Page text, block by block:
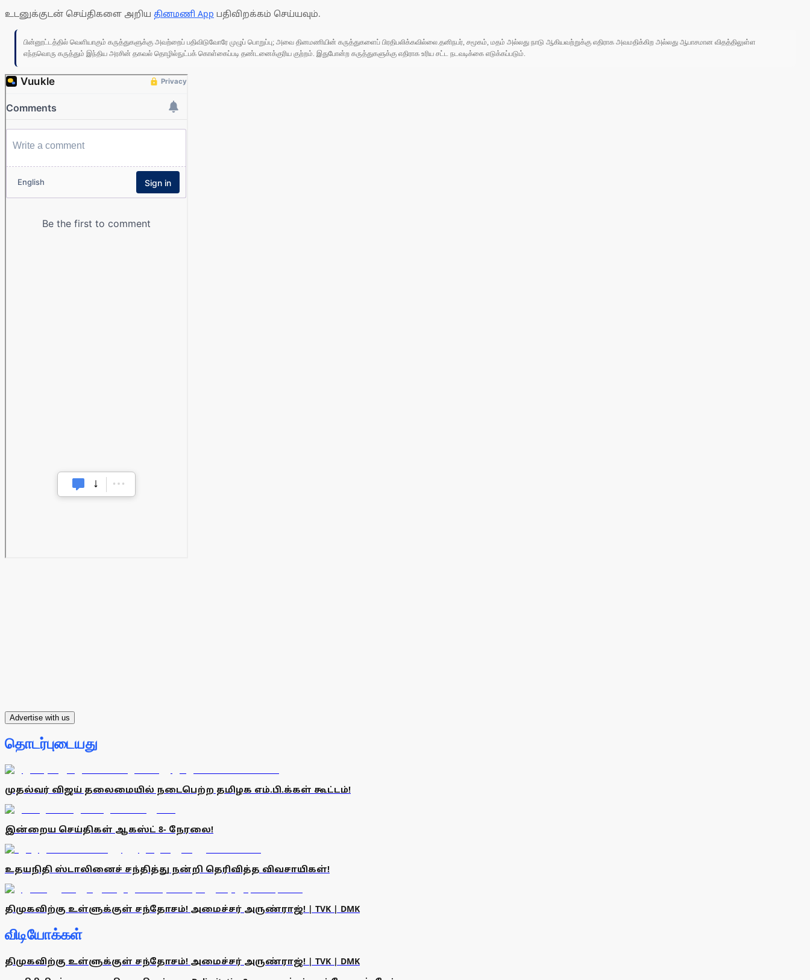
உடனுக்குடன் செய்திகளை அறிய தினமணி App பதிவிறக்கம் செய்யவும்.
பின்னூட்டத்தில் வெளியாகும் கருத்துகளுக்கு அவற்றைப் பதிவிடுவோரே முழுப் பொறுப்பு; அவை தினமணியின் கருத்துகளைப் பிரதிபலிக்கவில்லை.தனிநபர், சமூகம், மதம் அல்லது நாடு ஆகியவற்றுக்கு எதிராக அவமதிக்கிற அல்லது ஆபாசமான விதத்திலுள்ள
எந்தவொரு கருத்தும் இந்திய அரசின் தகவல் தொழில்நுட்பக் கொள்கைப்படி தண்டனைக்குரிய குற்றம். இதுபோன்ற கருத்துகளுக்கு எதிராக உரிய சட்ட நடவடிக்கை எடுக்கப்படும்.
Advertise with us
தொடர்புடையது
முதல்வர் விஜய் தலைமையில் நடைபெற்ற தமிழக எம்.பி.க்கள் கூட்டம்!
இன்றைய செய்திகள் ஆகஸ்ட் 8- நேரலை!
உதயநிதி ஸ்டாலினைச் சந்தித்து நன்றி தெரிவித்த விவசாயிகள்!
திமுகவிற்கு உள்ளுக்குள் சந்தோசம்! அமைச்சர் அருண்ராஜ்! | TVK | DMK
விடியோக்கள்
திமுகவிற்கு உள்ளுக்குள் சந்தோசம்! அமைச்சர் அருண்ராஜ்! | TVK | DMK